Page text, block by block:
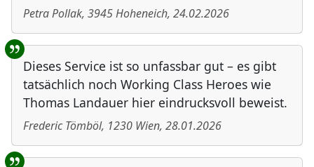
Petra Pollak, 3945Hoheneich, 24.02.2026
Dieses Service ist so unfassbar gut – es gibt
tatsächlich noch Working Class Heroes wie
Thomas Landauer hier eindrucksvoll beweist.
Frederic Tömböl, 1230 Wien, 28.01.2026